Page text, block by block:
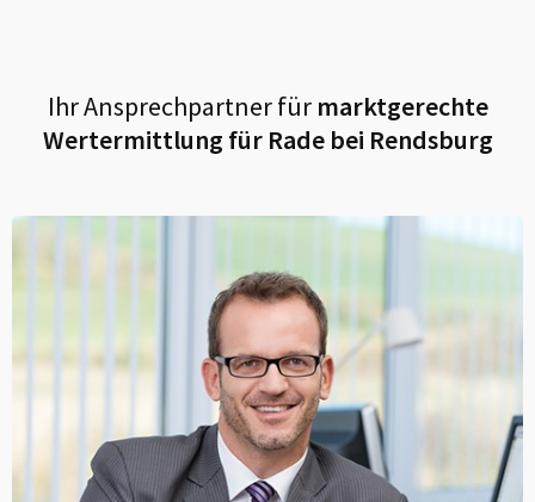
Ihr Ansprechpartner fürmarktgerechte
Wertermittlung für Rade bei Rendsburg